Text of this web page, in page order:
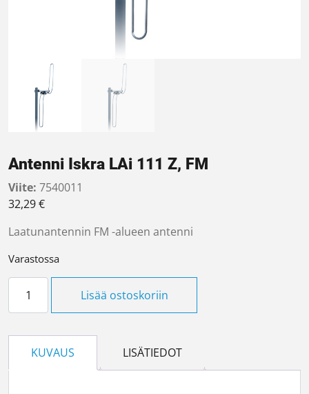
Antenni Iskra LAi 111 Z, FM
Viite: 7540011
32,29€
Laatunantennin FM -alueen antenni
Varastossa
Lisää ostoskoriin
KUVAUS LISÄTIEDOT